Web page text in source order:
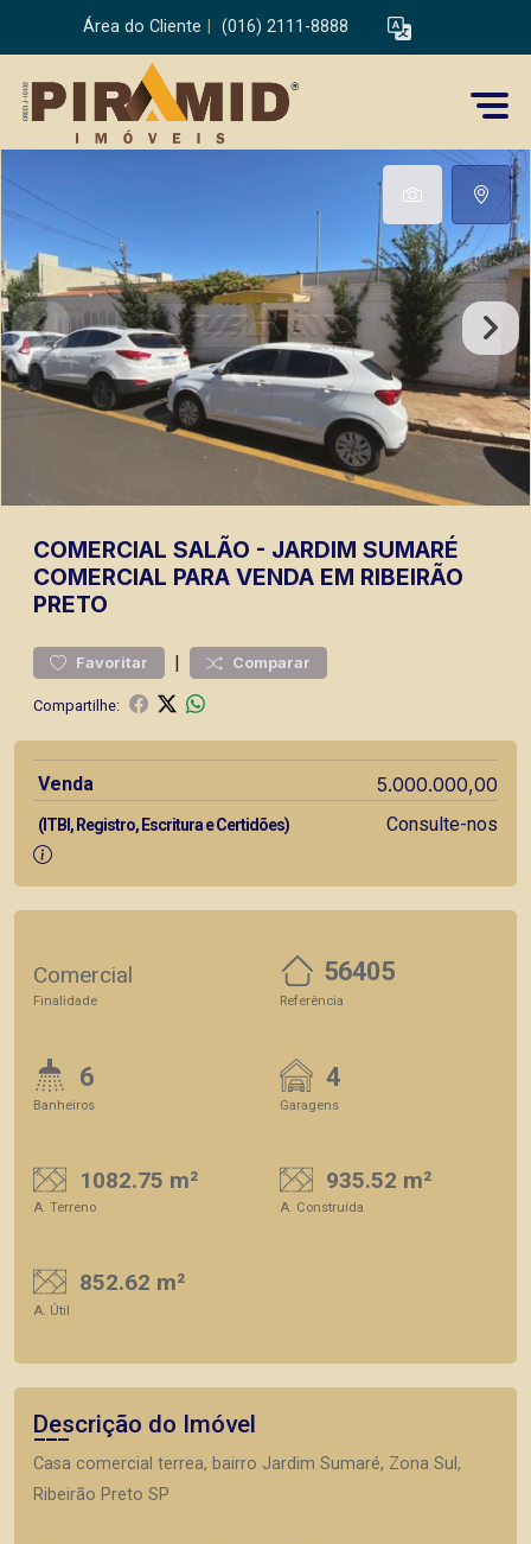
Área do Cliente (016) 2111-8888
COMERCIAL SALÃO - JARDIM SUMARÉ
COMERCIAL PARA VENDA EM RIBEIRÃO
PRETO
Favoritar | Comparar
Compartilhe:
Venda 5.000.000,00
(ITBI, Registro, Escritura e Certidões) Consulte-nos
Comercial
Finalidade
56405
Referência
6
Banheiros
4
Garagens
1082.75 m²
A. Terreno
935.52 m²
A. Construída
852.62 m²
A. Útil
Descrição do Imóvel
Casa comercial terrea, bairro Jardim Sumaré, Zona Sul,
Ribeirão Preto SP